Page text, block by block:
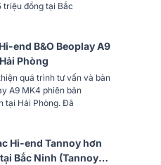
triệu đồng tại Bắc
end B&O Beoplay A9
Phòng
quá trình tư vấn và bàn
A9 MK4 phiên bản
tại Hải Phòng. Đâ
Hi-end Tannoy hơn
Bắc Ninh (Tannoy